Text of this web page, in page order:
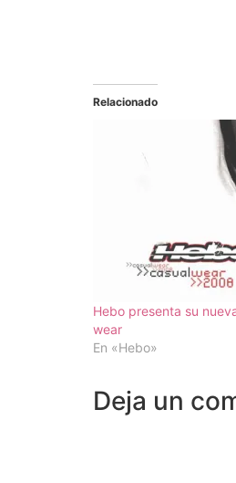
Relacionado
Hebo presenta su
wear
En «Hebo»
Deja un